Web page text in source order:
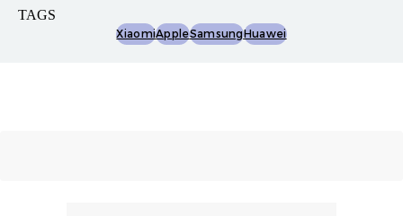
TAGS
XiaomiAppleSamsungHuawei